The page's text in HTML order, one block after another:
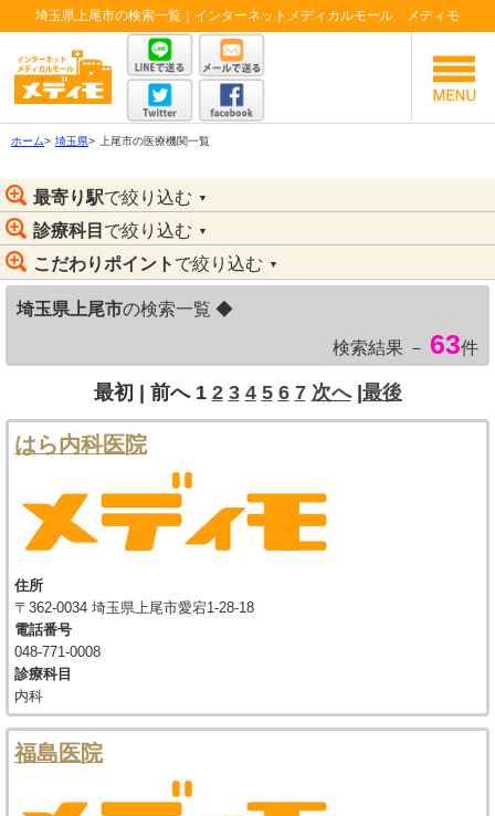
埼玉県上尾市の検索一覧｜インターネットメディカルモール メディモ
ホーム> 埼玉県> 上尾市の医療機関一覧
最寄り駅で絞り込む ▼
診療科目 で絞り込む ▼
こだわりポイント で絞り込む ▼
埼玉県上尾市の検索一覧 ◆
検索結果 － 63件
最初 | 前へ 1 2 3 4 5 6 7 次へ|最後
はら内科医院
住所
〒362-0034 埼玉県上尾市愛宕1-28-18
電話番号
048-771-0008
診療科目
内科
福島医院